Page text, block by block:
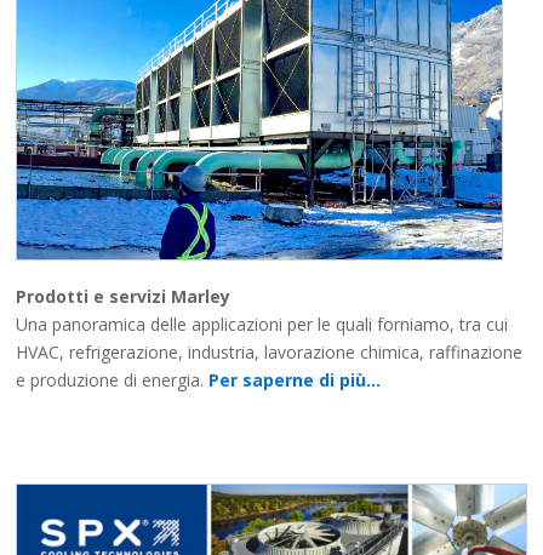
Prodotti e servizi Marley
Una panoramica delle applicazioni per le quali forniamo, tra cui
HVAC, refrigerazione, industria, lavorazione chimica, raffinazione
e produzione di energia. Per saperne di più…